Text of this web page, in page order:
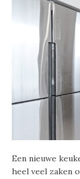
Een nieuwe
heel veel zaken